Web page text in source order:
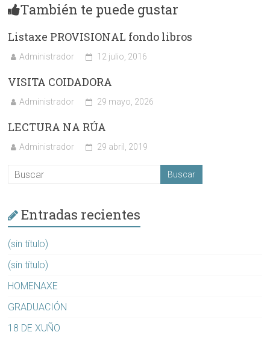
También te puede gustar
Listaxe PROVISIONAL fondo libros
Administrador 12 julio, 2016
VISITA COIDADORA
Administrador 29 mayo, 2026
LECTURA NA RÚA
Administrador 29 abril, 2019
Entradas recientes
(sin título)
(sin título)
HOMENAXE
GRADUACIÓN
18 DE XUÑO